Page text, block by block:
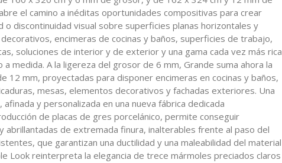
el camino a inéditas oportunidades compositivas para crear
o discontinuidad visual sobre superficies planas horizontales y
encimeras de cocinas y baños, superficies de trabajo,
soluciones de interior y de exterior y una gama cada vez más rica
a medida. A la ligereza del grosor de 6 mm, Grande suma ahora la
12 mm, proyectadas para disponer encimeras en cocinas y baños,
mesas, elementos decorativos y fachadas exteriores. Una
y personalizada en una nueva fábrica dedicada
de placas de gres porcelánico, permite conseguir
abrillantadas de extremada finura, inalterables frente al paso del
que garantizan una ductilidad y una maleabilidad del material
Look reinterpreta la elegancia de trece mármoles preciados claros